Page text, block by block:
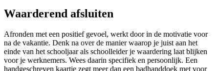
Waarderend afsluiten
Afronden met een positief gevoel, werkt door in de motivatie voor
na de vakantie. Denk na over de manier waarop je juist aan het
einde van het schooljaar als schoolleider je waardering laat blijken
voor je werknemers. Wees daarin specifiek en persoonlijk. Een
handgeschreven kaartje zegt meer dan een badhanddoek met voor